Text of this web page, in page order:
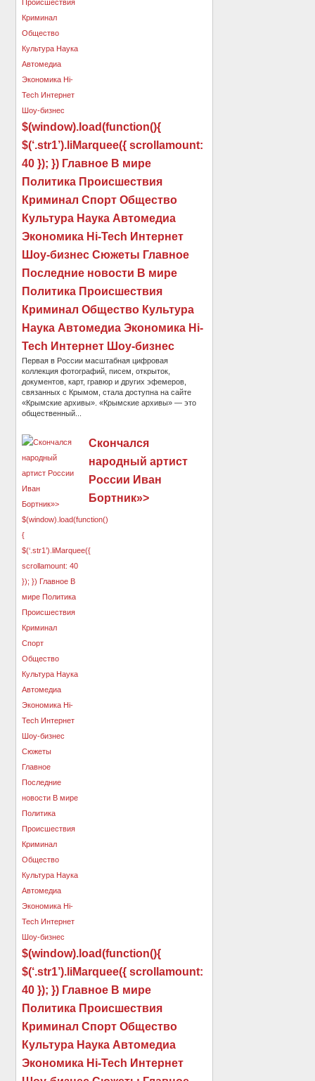
$(window).load(function(){
$(‘.str1’).liMarquee({ scrollamount:
40 }); }) Главное В мире
Политика Происшествия
Криминал Спорт Общество
Культура Наука Автомедиа
Экономика Hi-Tech Интернет
Шоу-бизнес Сюжеты Главное
Последние новости В мире
Политика Происшествия
Криминал Общество Культура
Наука Автомедиа Экономика Hi-
Tech Интернет Шоу-бизнес
Первая в России масштабная цифровая
коллекция фотографий, писем, открыток,
документов, карт, гравюр и других эфемеров,
связанных с Крымом, стала доступна на сайте
«Крымские архивы». «Крымские архивы» — это
общественный...
Скончался
народный артист
России Иван
Бортник»>
$(window).load(function(){
$(‘.str1’).liMarquee({ scrollamount:
40 }); }) Главное В мире
Политика Происшествия
Криминал Спорт Общество
Культура Наука Автомедиа
Экономика Hi-Tech Интернет